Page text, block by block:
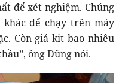
để xét nghiệm. Chúng
để chạy trên máy
Còn giá kit bao nhiêu
ông Dũng nói.